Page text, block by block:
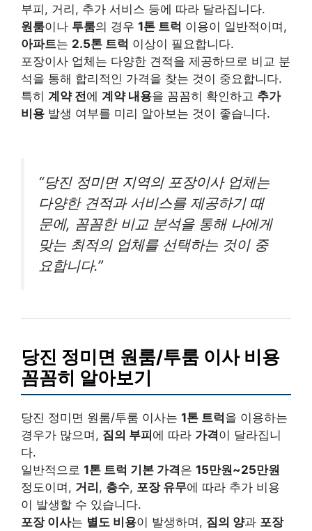
부피, 거리, 추가 서비스 등에 따라 달라집니다.
원룸이나 투룸의 경우 1톤 트럭 이용이 일반적이며,
아파트는 2.5톤 트럭 이상이 필요합니다.
포장이사 업체는 다양한 견적을 제공하므로 비교 분
석을 통해 합리적인 가격을 찾는 것이 중요합니다.
특히 계약 전에 계약 내용을 꼼꼼히 확인하고 추가
비용 발생 여부를 미리 알아보는 것이 좋습니다.
“당진 정미면 지역의 포장이사 업체는
다양한 견적과 서비스를 제공하기 때
문에, 꼼꼼한 비교 분석을 통해 나에게
맞는 최적의 업체를 선택하는 것이 중
요합니다.”
당진 정미면 원룸/투룸 이사 비용
꼼꼼히 알아보기
당진 정미면 원룸/투룸 이사는 1톤 트럭을 이용하는
경우가 많으며, 짐의 부피에 따라 가격이 달라집니
다.
일반적으로 1톤 트럭 기본 가격은 15만원~25만원
정도이며, 거리, 층수, 포장 유무에 따라 추가 비용
이 발생할 수 있습니다.
포장 이사는 별도 비용이 발생하며, 짐의 양과 포장